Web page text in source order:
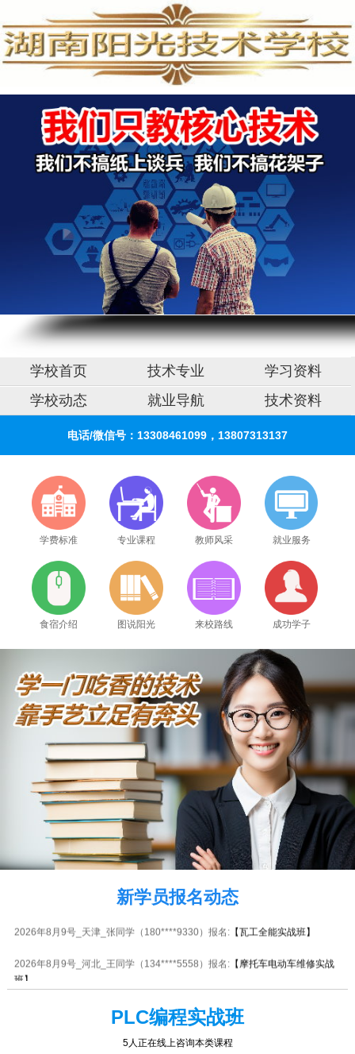
PLC培训,PLC编程培训,PLC培训学校,PLC编程培训学校
学校首页 技术专业
学习资料
学校动态
就业导航 技术资料
电话/微信号：13308461099，13807313137
学费标准 专业课程 教师风采 就业服务
食宿介绍 图说阳光 来校路线 成功学子
新学员报名动态
2026年8月9号_陕西_谭同学（136****0167）报名:【瓦工全能实战班】
2026年8月9号_天津_李同学（139****8889）报名:【叉车维修实战班】
2026年8月9号_陕西_张同学（183****8328）报名:【装饰装修全能实战班】
2026年8月9号_广西_钟同学（136****2482）报名: 【电动车维修实战班】
2026年8月9号_山东_胡同学（133****0155）报名: 【电机马达维修实战班】
2026年8月9号_山东_马同学（135****6489）报名: 【电子维修大专实战班】
2026年8月9号黑龙江马同学（134****2449）报名: 【PLC编程实战班】
2026年8月9号_福建_杨同学（159****9771）报名:【焊工中级实战班】
班】
2026年8月9号黑龙江谭同学（185****0499）报名:
PLC编程实战班
5人正在线上咨询本类课程